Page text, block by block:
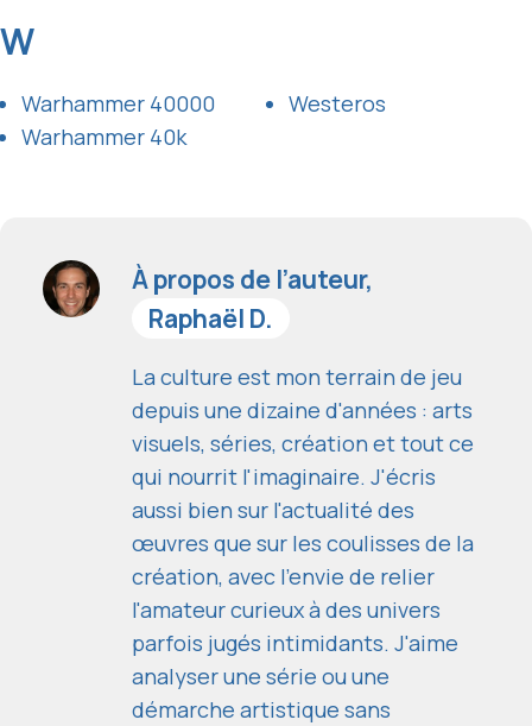
W
Warhammer 40000
Warhammer 40k
Westeros
À propos de l’auteur,
Raphaël D.
La culture est mon terrain de jeu
depuis une dizaine d'années : arts
visuels, séries, création et tout ce
qui nourrit l'imaginaire. J'écris
aussi bien sur l'actualité des
œuvres que sur les coulisses de la
création, avec l'envie de relier
l'amateur curieux à des univers
parfois jugés intimidants. J'aime
analyser une série ou une
démarche artistique sans